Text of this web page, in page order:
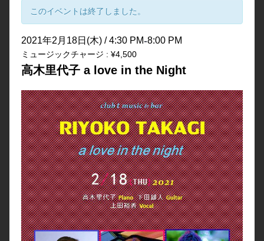
このイベントは終了しました。
2021年2月18日(木) / 4:30 PM-8:00 PM
ミュージックチャージ : ¥4,500
高木里代子 a love in the Night